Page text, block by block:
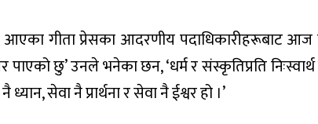
आएका गीता प्रेसका आदरणीय पदाधिकारीहरूबाट आज
छु’ उनले भनेका छन, ‘धर्म र संस्कृतिप्रति
सेवा नै प्रार्थना र सेवा नै ईश्वर हो ।’